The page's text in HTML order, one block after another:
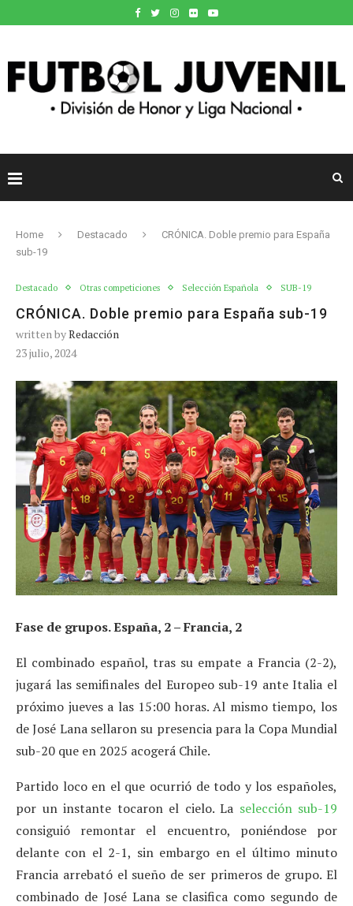
Home Destacado
CRÓNICA. Doble premio para España
sub-19
Destacado Otras competiciones Selección Española SUB-19
CRÓNICA. Doble premio para España sub-19
written byRedacción
23 julio, 2024
Fase de grupos. España, 2 – Francia, 2
El combinado español, tras su empate a Francia (2-2),
jugará las semifinales del Europeo sub-19 ante Italia el
próximo jueves a las 15:00 horas. Al mismo tiempo, los
de José Lana sellaron su presencia para la Copa Mundial
sub-20 que en 2025 acogerá Chile.
Partido loco en el que ocurrió de todo y los españoles,
por un instante tocaron el cielo. La selección sub-19
consiguió remontar el encuentro, poniéndose por
delante con el 2-1, sin embargo en el último minuto
Francia arrebató el sueño de ser primeros de grupo. El
combinado de José Lana se clasifica como segundo de